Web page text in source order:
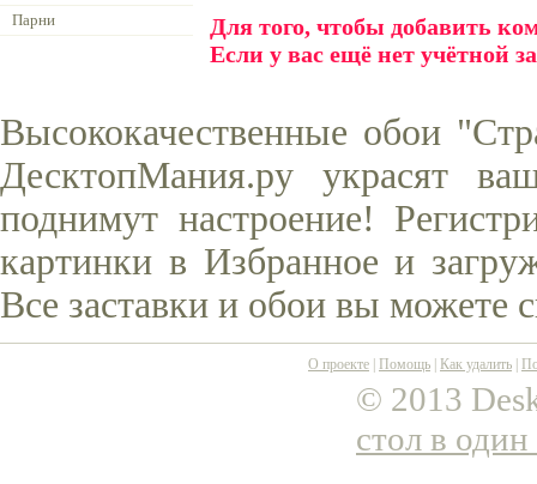
Парни
Для того, чтобы добавить
Если у вас ещё нет учётной
Высококачественные обои
ДесктопМания.ру украсят
поднимут настроение!
картинки в Избранное и
Все заставки и обои вы можете
О проекте Помощь Как удалить
© 2013
стол в